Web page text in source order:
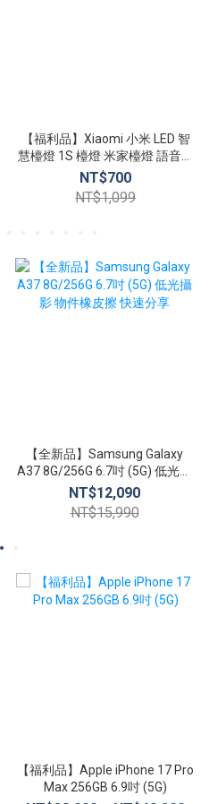
【福利品】Xiaomi 小米 LED 智
慧檯燈 1S 檯燈 米家檯燈 語音控
制
NT$700
NT$1,099
【全新品】Samsung Galaxy
A37 8G/256G 6.7吋 (5G) 低光攝
影 物件橡皮擦 快速分享
NT$12,090
NT$15,990
【福利品】Apple iPhone 17 Pro
Max 256GB 6.9吋 (5G)